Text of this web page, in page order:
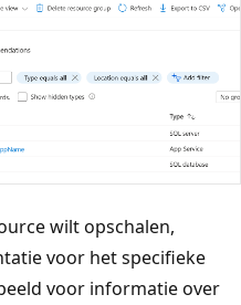
wilt opschalen,
voor het specifieke
voor informatie over